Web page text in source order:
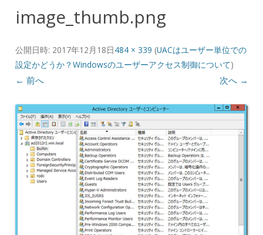
image_thumb.png
公開日時: 2017年12月18日484 × 339 (UACはユーザー単位での
設定かどうか？Windowsのユーザーアクセス制御について)
← 前へ 次へ →